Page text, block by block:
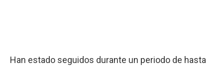
Han estado seguidos durante un periodo de hasta